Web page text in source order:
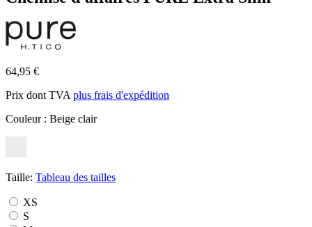
64,95 €
Prix dont TVA plus frais d'expédition
Couleur : Beige clair
Taille: Tableau des tailles
XS
S